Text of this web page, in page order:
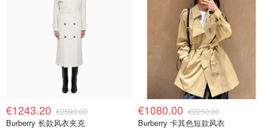
€1243.20 €2590.00
Burberry 长款风衣夹克
€1080.00 €2250.00
Burberry 卡其色短款风衣